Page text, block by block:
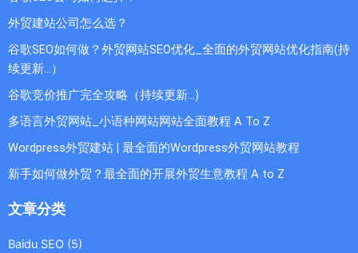
外贸建站公司怎么选？
谷歌SEO如何做？外贸网站SEO优化_全面的外贸网站优化指南(持
续更新...）
谷歌竞价推广完全攻略（持续更新…)
多语言外贸网站_小语种网站网站全面教程 A To Z
Wordpress外贸建站 | 最全面的Wordpress外贸网站教程
新手如何做外贸？最全面的开展外贸生意教程 A to Z
文章分类
Baidu SEO (5)